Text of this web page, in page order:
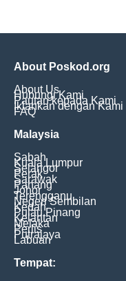
About Poskod.org
About Us
Hubungi Kami
Pautan kepada Kami
Iklankan dengan Kami
FAQ
Malaysia
Sabah
Kuala Lumpur
Selangor
Perak
Sarawak
Pahang
Johor
Terengganu
Negeri Sembilan
Kedah
Pulau Pinang
Kelantan
Melaka
Perlis
Putrajaya
Labuan
Tempat: